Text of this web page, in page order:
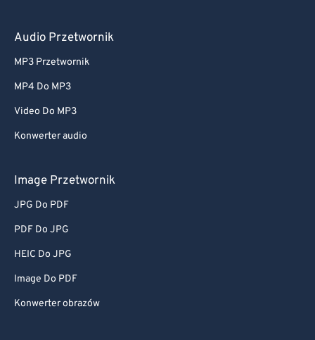
Audio Przetwornik
MP3 Przetwornik
MP4 Do MP3
Video Do MP3
Konwerter audio
Image Przetwornik
JPG Do PDF
PDF Do JPG
HEIC Do JPG
Image Do PDF
Konwerter obrazów